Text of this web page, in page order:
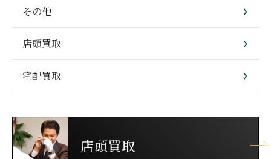
その他
店頭買取
宅配買取
店頭買取